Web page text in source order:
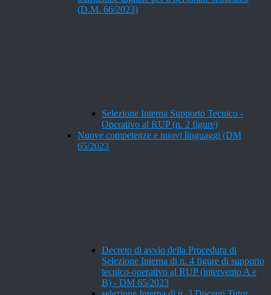
(D.M. 66/2023)
Selezione Interna Supporto Tecnico -
Operativo al RUP (n. 2 figure)
Nuove competenze e nuovi linguaggi (DM
65/2023
Decreto di avvio della Procedura di
Selezione Interna di n. 4 figure di supporto
tecnico-operativo al RUP (intervento A e
B) - DM 65/2023